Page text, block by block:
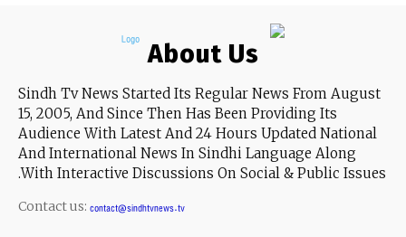
About Us
Sindh Tv News Started Its Regular News From August
15, 2005, And Since Then Has Been Providing Its
Audience With Latest And 24 Hours Updated National
And International News In Sindhi Language Along
With Interactive Discussions On Social & Public Issues.
Contact us: